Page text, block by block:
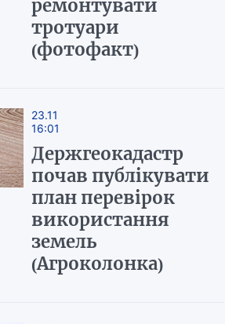
ремонтувати
тротуари
(фотофакт)
23.11
16:01
Держгеокадастр
почав публікувати
план перевірок
використання
земель
(Агроколонка)